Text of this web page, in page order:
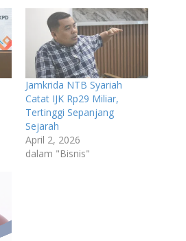
Jamkrida NTB Syariah
Catat IJK Rp29 Miliar,
Tertinggi Sepanjang
Sejarah
April 2, 2026
dalam "Bisnis"